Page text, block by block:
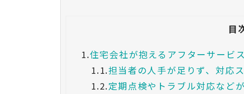
目
1.住宅会社が抱えるアフターサービ
1.1.担当者の人手が足りず、対応
1.2.定期点検やトラブル対応など